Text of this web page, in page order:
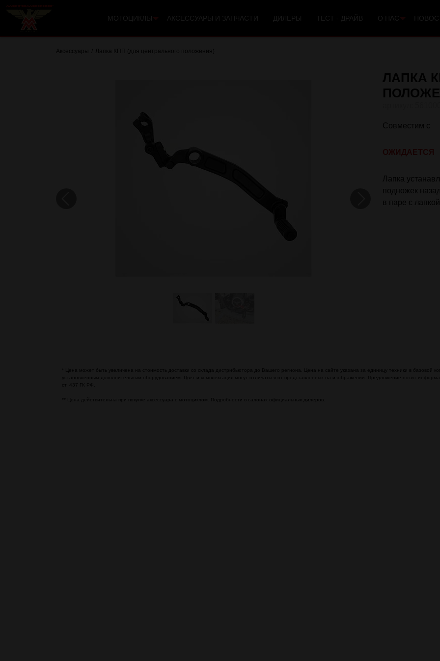
МОТОЦИКЛЫ АКСЕССУАРЫ И ЗАПЧАСТИ ДИЛЕРЫ ТЕСТ - ДРАЙВ О НАС
Аксессуары Лапка КПП (для центрального положения)
ЛАПКА
Совместим с
Лапка
подножек
в паре с
* Цена может быть увеличена на стоимость доставки со склада дистрибьютора до Вашего региона. Цена на сайте указана за единицу техники в базовой
установленным дополнительным оборудованием. Цвет и комплектация могут отличаться от представленных на изображении. Предложение носит
ст. 437 ГК РФ.
** Цена действительна при покупке аксессуара с мотоциклом. Подробности в салонах официальных дилеров.